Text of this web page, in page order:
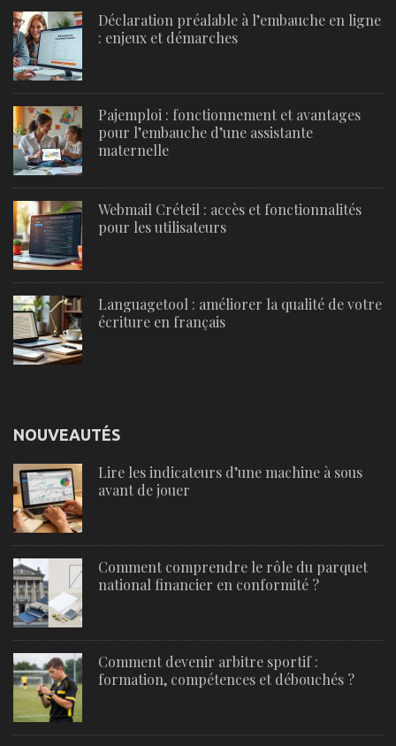
Déclaration préalable à l’embauche en ligne
: enjeux et démarches
Pajemploi : fonctionnement et avantages
pour l’embauche d’une assistante
maternelle
Webmail Créteil : accès et fonctionnalités
pour les utilisateurs
Languagetool : améliorer la qualité de votre
écriture en français
NOUVEAUTÉS
Lire les indicateurs d’une machine à sous
avant de jouer
Comment comprendre le rôle du parquet
national financier en conformité ?
Comment devenir arbitre sportif :
formation, compétences et débouchés ?